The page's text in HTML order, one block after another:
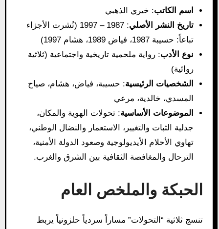
اسم الكاتب: خيري الذهبي
تاريخ النشر الأصلي
: 1987 – 1997 (نُشرت الأجزاء
تباعاً: حسيبة 1987، فياض 1989، هشام 1997)
نوع الأدب: رواية ملحمية تاريخية واجتماعية (ثلاثية
روائية)
الشخصيات الرئيسية: حسيبة، فياض، هشام، صياح
المسدي، خالدية، مرعي
الموضوعات الأساسية: تحولات الهوية والمكان،
جدلية الثبات والتغيير، الاستعمار والنضال الوطني،
تهاوي الأحلام الأيديولوجية وصعود الدولة الأمنية،
الترحال والمغافصة الثقافية بين الشرق والغرب.
الحبكة والملخص العام
تنسج ثلاثية “التحولات” مساراً سردياً حلزونياً يربط